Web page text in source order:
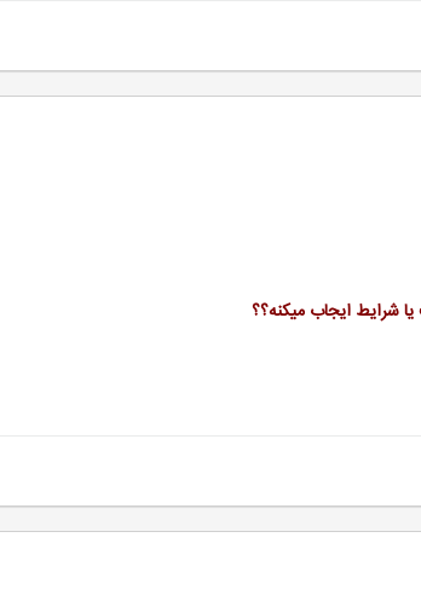
شرایط ایجاب میکنه؟؟